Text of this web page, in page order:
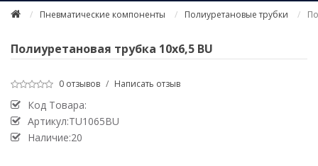
Пневматические компоненты Полиуретановые трубки
Полиуретановая трубка 10х6,5 BU
0 отзывов / Написать отзыв
Код Товара:
Артикул:TU1065BU
Наличие:20